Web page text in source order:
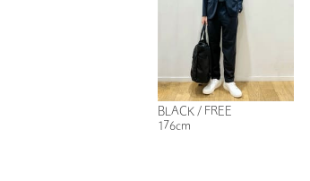
BLACK / FREE
176cm